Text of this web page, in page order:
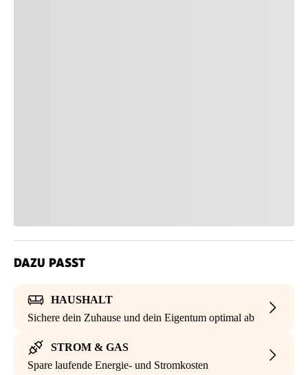
DAZU PASST
HAUSHALT
Sichere dein Zuhause und dein Eigentum optimal ab
STROM & GAS
Spare laufende Energie- und Stromkosten